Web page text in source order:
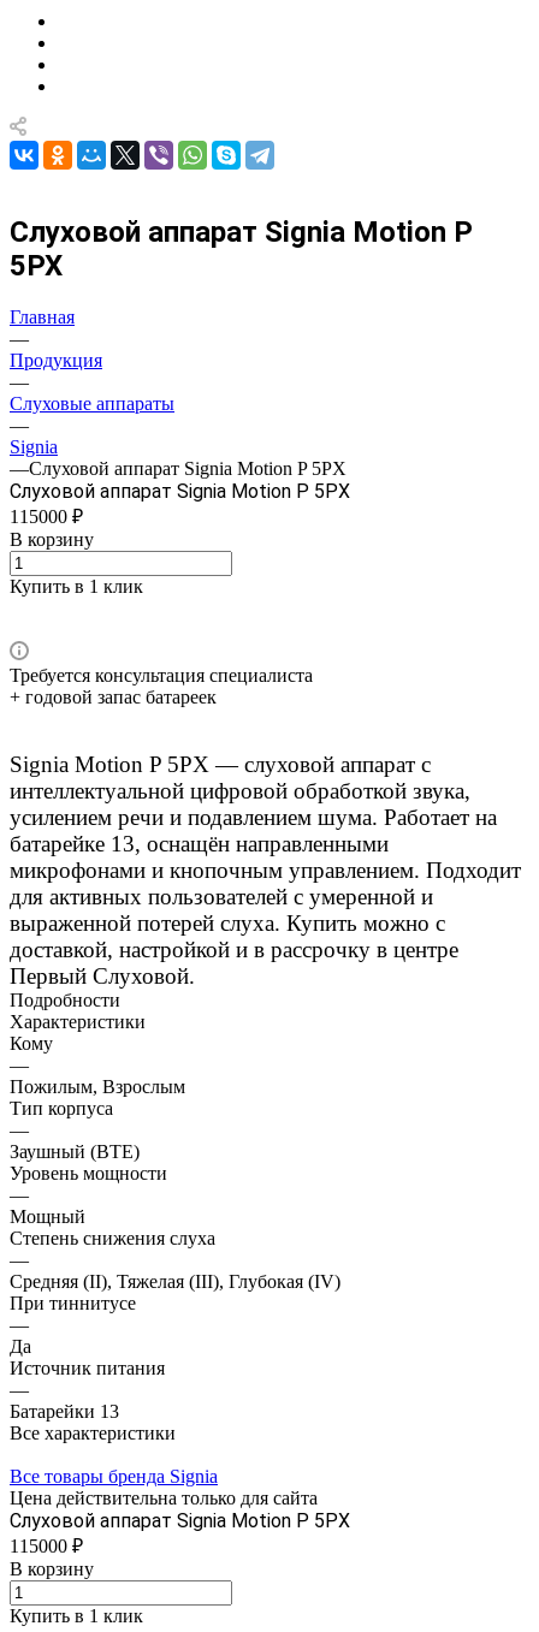
Слуховой аппарат Signiа Motion P
5PX
Главная
—
Продукция
—
Слуховые аппараты
—
Signia
—Слуховой аппарат Signiа Motion P 5PX
Слуховой аппарат Signiа Motion P 5PX
115000 ₽
В корзину
Купить в 1 клик
Требуется консультация специалиста
+ годовой запас батареек
Signia Motion P 5PX — слуховой аппарат с
интеллектуальной цифровой обработкой звука,
усилением речи и подавлением шума. Работает на
батарейке 13, оснащён направленными
микрофонами и кнопочным управлением. Подходит
для активных пользователей с умеренной и
выраженной потерей слуха. Купить можно с
доставкой, настройкой и в рассрочку в центре
Первый Слуховой.
Подробности
Характеристики
Кому
—
Пожилым, Взрослым
Тип корпуса
—
Заушный (BTE)
Уровень мощности
—
Мощный
Степень снижения слуха
—
Средняя (II), Тяжелая (III), Глубокая (IV)
При тиннитусе
—
Да
Источник питания
—
Батарейки 13
Все характеристики
Все товары бренда Signia
Цена действительна только для сайта
Слуховой аппарат Signiа Motion P 5PX
115000 ₽
В корзину
Купить в 1 клик